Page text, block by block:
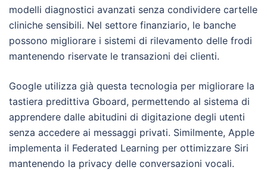
modelli diagnostici avanzati senza condividere cartelle
cliniche sensibili. Nel settore finanziario, le banche
possono migliorare i sistemi di rilevamento delle frodi
mantenendo riservate le transazioni dei clienti.
Google utilizza già questa tecnologia per migliorare la
tastiera predittiva Gboard, permettendo al sistema di
apprendere dalle abitudini di digitazione degli utenti
senza accedere ai messaggi privati. Similmente, Apple
implementa il Federated Learning per ottimizzare Siri
mantenendo la privacy delle conversazioni vocali.